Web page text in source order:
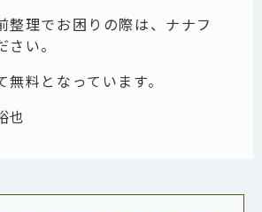
整理でお困りの際は、ナナフ
い。
料となっています。